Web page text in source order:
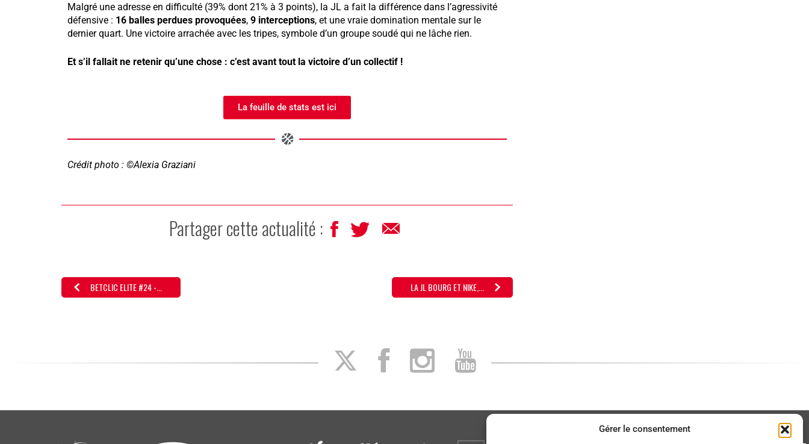
Gérer le consentement
Malgré une adresse en difficulté (39% dont 21% à 3 points), la JL a fait la différence dans l’agressivité
défensive : 16 balles perdues provoquées, 9 interceptions, et une vraie domination mentale sur le
dernier quart. Une victoire arrachée avec les tripes, symbole d’un groupe soudé qui ne lâche rien.
Et s’il fallait ne retenir qu’une chose : c’est avant tout la victoire d’un collectif !
La feuille de stats est ici
Crédit photo : ©Alexia Graziani
Partager cette actualité :
BETCLIC ELITE #24 -... LA JL BOURG ET NIKE,...